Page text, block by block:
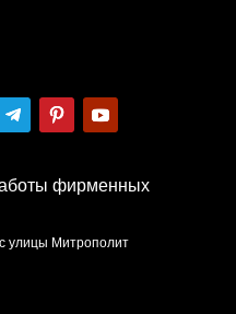
фирменных
улицы Митрополит